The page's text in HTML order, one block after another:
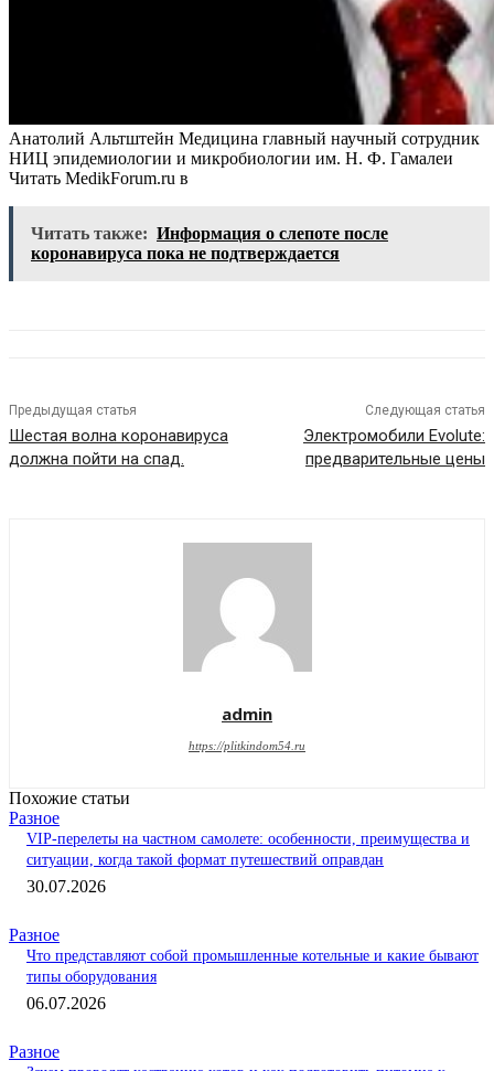
Анатолий Альтштейн Медицина главный научный сотрудник
НИЦ эпидемиологии и микробиологии им. Н. Ф. Гамалеи
Читать MedikForum.ru в
Читать также: Информация о слепоте после
коронавируса пока не подтверждается
Предыдущая статья
Шестая волна коронавируса
должна пойти на спад.
Следующая статья
Электромобили Evolute:
предварительные цены
admin
https://plitkindom54.ru
Похожие статьи
Разное
VIP-перелеты на частном самолете: особенности, преимущества и
ситуации, когда такой формат путешествий оправдан
30.07.2026
Разное
Что представляют собой промышленные котельные и какие бывают
типы оборудования
06.07.2026
Разное